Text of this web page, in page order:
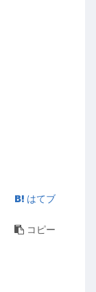
はてブ
コピー